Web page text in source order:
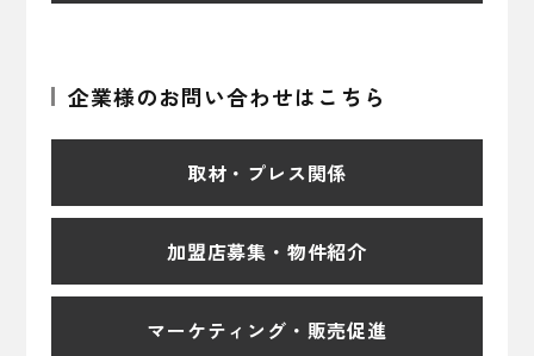
企業様のお問い合わせはこちら
取材・プレス関係
加盟店募集・物件紹介
マーケティング・販売促進